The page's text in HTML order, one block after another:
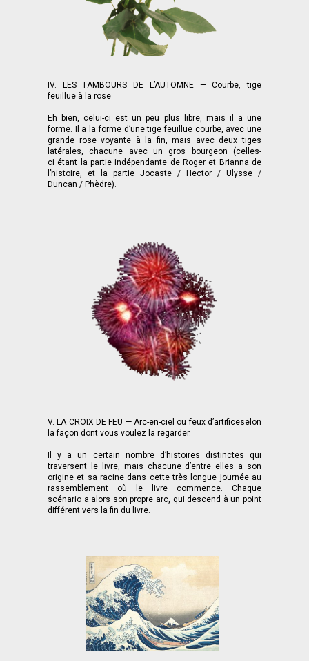
IV. LES TAMBOURS DE L’AUTOMNE — Courbe, tige
feuillue à la rose
Eh bien, celui-ci est un peu plus libre, mais il a une
forme. Il a la forme d’une tige feuillue courbe, avec une
grande rose voyante à la fin, mais avec deux tiges
latérales, chacune avec un gros bourgeon (celles-
ci étant la partie indépendante de Roger et Brianna de
l’histoire, et la partie Jocaste / Hector / Ulysse /
Duncan / Phèdre).
V. LA CROIX DE FEU — Arc-en-ciel ou feux d’artificeselon
la façon dont vous voulez la regarder.
Il y a un certain nombre d’histoires distinctes qui
traversent le livre, mais chacune d’entre elles a son
origine et sa racine dans cette très longue journée au
rassemblement où le livre commence. Chaque
scénario a alors son propre arc, qui descend à un point
différent vers la fin du livre.